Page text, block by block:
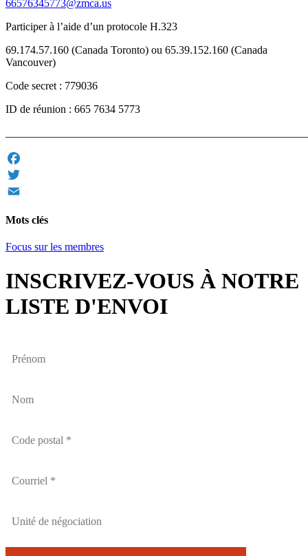
66576345773@zmca.us
Participer à l’aide d’un protocole H.323
69.174.57.160 (Canada Toronto) ou 65.39.152.160 (Canada
Vancouver)
Code secret : 779036
ID de réunion : 665 7634 5773
Facebook
Twitter
Mots clés
Focus sur les membres
INSCRIVEZ-VOUS À NOTRE
LISTE D'ENVOI